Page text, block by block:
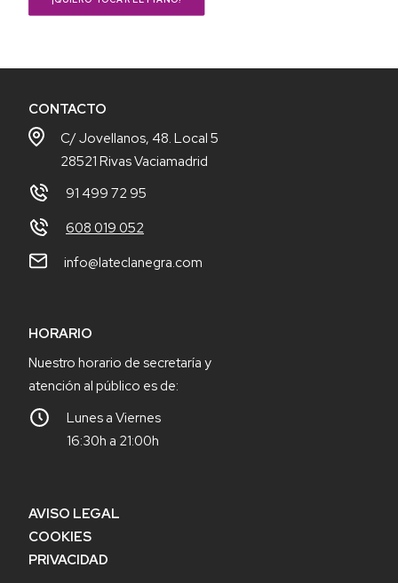
CONTACTO
C/ Jovellanos, 48. Local 5
28521 Rivas Vaciamadrid
91 499 72 95
608 019 052
info@lateclanegra.com
HORARIO
Nuestro horario de secretaría y
atención al público es de:
Lunes a Viernes
16:30h a 21:00h
AVISO LEGAL
COOKIES
PRIVACIDAD